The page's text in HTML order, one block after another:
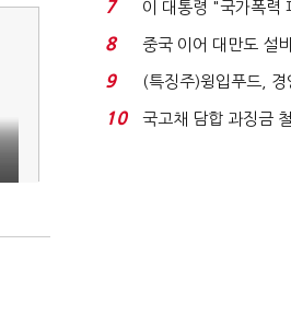
7
이 대통령 "국가폭력
적극적 조사로 진...
8
중국 이어 대만도 설
국전쟁’
9
(특징주)윙입푸드, 경
지에 상한가...
10
국고채 담합 과징금